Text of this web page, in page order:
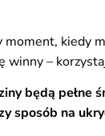
kiedy
winny –
będą pełne
sposób na